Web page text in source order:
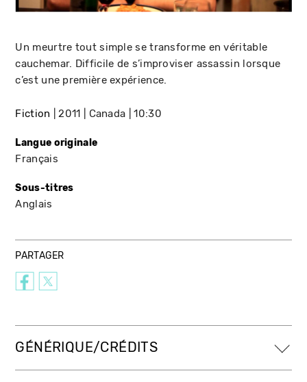
Un meurtre tout simple se transforme en véritable
cauchemar. Difficile de s’improviser assassin lorsque
c’est une première expérience.
Fiction 2011 Canada 10:30
Langue originale
Français
Sous-titres
Anglais
PARTAGER
GÉNÉRIQUE/CRÉDITS